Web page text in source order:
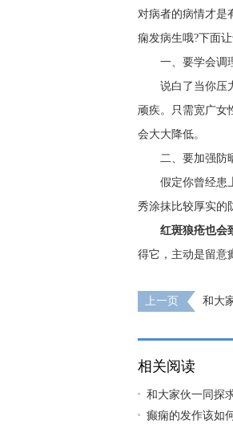
对病者的病情才是
痫发病生哦?下面
一、要学会调
说白了当你压
顽疾。只需宽广女
会大大降低。
二、要加强防
假定你曾经患
秀涂抹比较厚实的
红斑狼疮也会
得它，主动是留意
上一页 和大
相关阅读
和大家伙一同探
癫痫的发作该如